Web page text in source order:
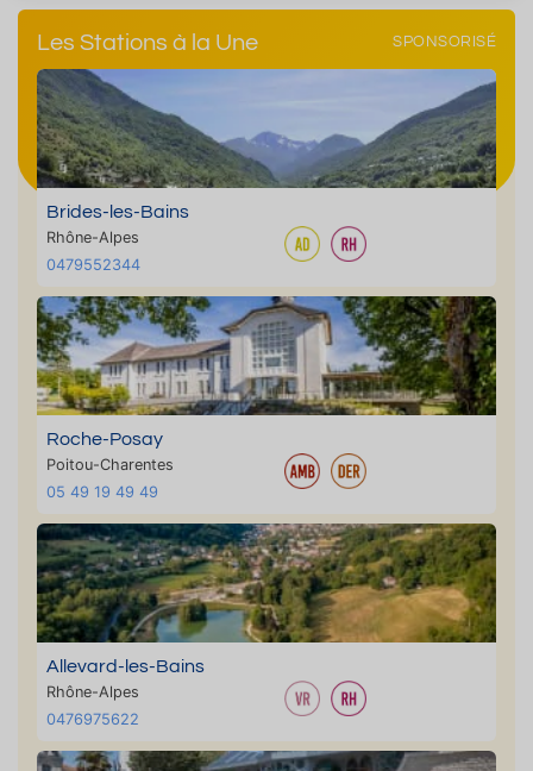
Les Stations à la Une SPONSORISÉ
Brides-les-Bains
Rhône-Alpes
0479552344
Roche-Posay
Poitou-Charentes
05 49 19 49 49
Allevard-les-Bains
Rhône-Alpes
0476975622